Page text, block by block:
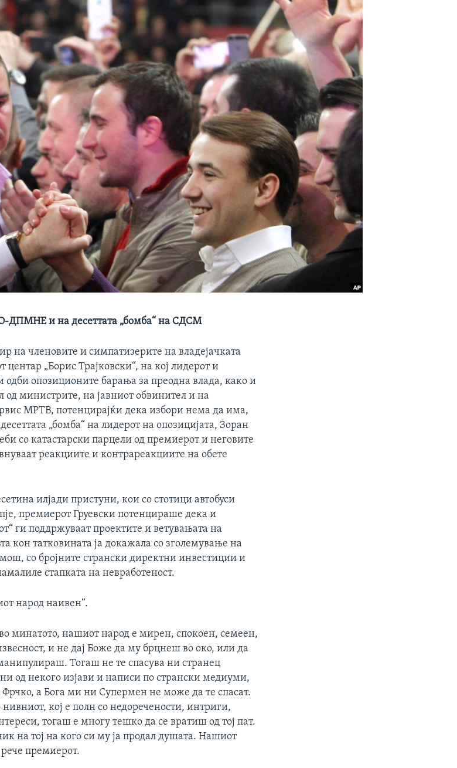
ДПМНЕ и на десеттата „бомба“ на СДСМ
на членовите и симпатизерите на владејачката
„Борис Трајковски“, на кој лидерот и
одби опозиционите барања за преодна влада, како и
од министрите, на јавниот обвинител и на
МРТВ, потенцирајќи дека избори нема да има,
„бомба“ на лидерот на опозицијата, Зоран
со катастарски парцели од премиерот и неговите
реакциите и контрареакциите на обете
илјади пристуни, кои со стотици автобуси
премиерот Груевски потенцираше дека и
ги поддржуваат проектите и ветувањата на
кон татковината ја докажала со зголемување на
со бројните странски директни инвестиции и
стапката на невработеност.
народ наивен“.
минатото, нашиот народ е мирен, спокоен, семеен,
и не дај Боже да му брцнеш во око, или да
Тогаш не те спасува ни странец
од некого изјави и написи по странски медиуми,
а Бога ми ни Супермен не може да те спасат.
кој е полн со недоречености, интриги,
тогаш е многу тешко да се вратиш од тој пат.
на тој на кого си му ја продал душата. Нашиот
премиерот.